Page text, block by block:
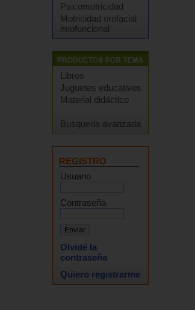
Psicomotricidad
Motricidad orofacial
miofuncional
Libros
Juguetes educativos
Material didáctico
Busqueda avanzada
REGISTRO
Usuario
Contraseña
Olvidé la
contraseña
Quiero registrarme